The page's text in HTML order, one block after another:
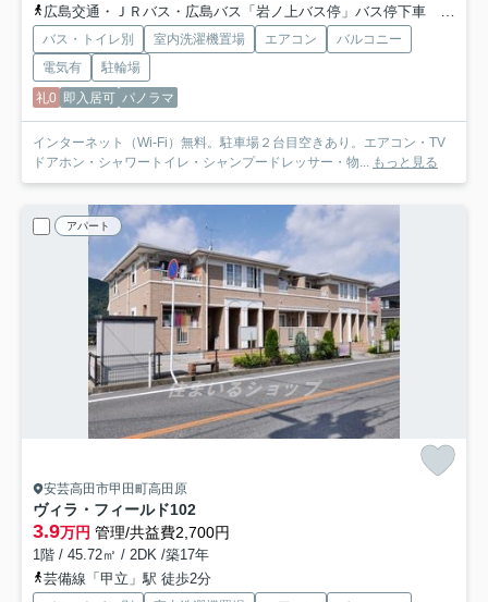
広島交通・ＪＲバス・広島バス「岩ノ上バス停」バス停下車 徒歩8分
バス・トイレ別 室内洗濯機置場 エアコン
バルコニー
電気有
駐輪場
礼0 即入居可 パノラマ
インターネット（Wi-Fi）無料。駐車場２台目空きあり。エアコン・TV
ドアホン・シャワートイレ・シャンプードレッサー・物...
もっと見る
アパート
安芸高田市甲田町高田原
ヴィラ・フィールド102
3.9万円 管理/共益費2,700円
1階 / 45.72㎡ / 2DK /築17年
芸備線「甲立」駅 徒歩2分